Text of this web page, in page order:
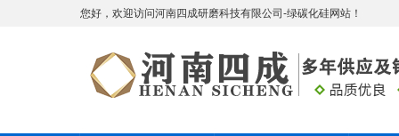
您好，欢迎访问河南四成研磨科技有限公司-绿碳化硅网站！